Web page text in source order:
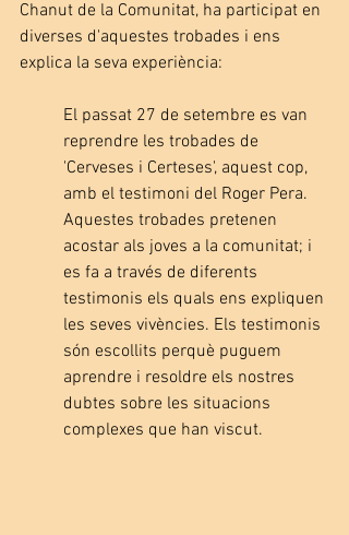
Chanut de la Comunitat, ha participat en
diverses d'aquestes trobades i ens
explica la seva experiència:
El passat 27 de setembre es van
reprendre les trobades de
'Cerveses i Certeses', aquest cop,
amb el testimoni del Roger Pera.
Aquestes trobades pretenen
acostar als joves a la comunitat; i
es fa a través de diferents
testimonis els quals ens expliquen
les seves vivències. Els testimonis
són escollits perquè puguem
aprendre i resoldre els nostres
dubtes sobre les situacions
complexes que han viscut.